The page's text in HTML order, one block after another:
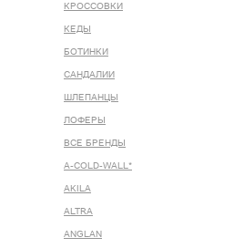
КРОССОВКИ
КЕДЫ
БОТИНКИ
САНДАЛИИ
ШЛЕПАНЦЫ
ЛОФЕРЫ
ВСЕ БРЕНДЫ
A-COLD-WALL*
AKILA
ALTRA
ANGLAN